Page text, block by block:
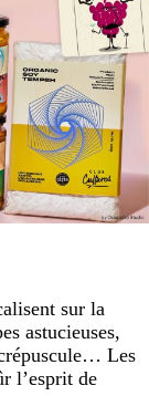
sur la
astucieuses,
Les
l’esprit de